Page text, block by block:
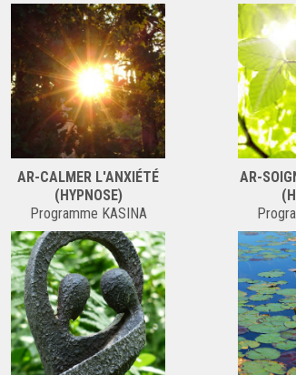
AR-CALMER L'ANXIÉTÉ
(HYPNOSE)
Programme KASINA
AR-